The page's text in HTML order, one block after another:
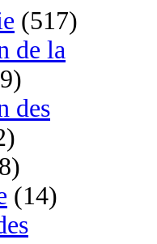
(517)
de la
des
(14)